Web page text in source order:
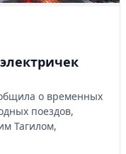
о временных
поездов,
Тагилом,